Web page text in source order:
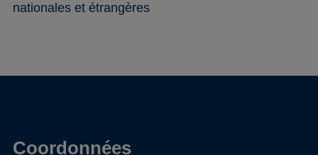
nationales et étrangères
Coordonnées